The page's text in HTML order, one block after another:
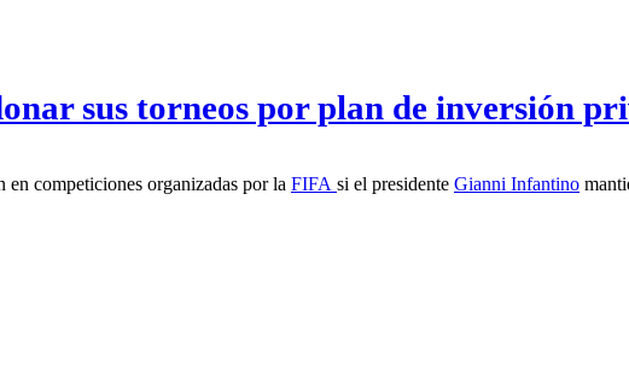
sus torneos por plan de inversión
en competiciones organizadas por la FIFA si el presidente Gianni Infantino